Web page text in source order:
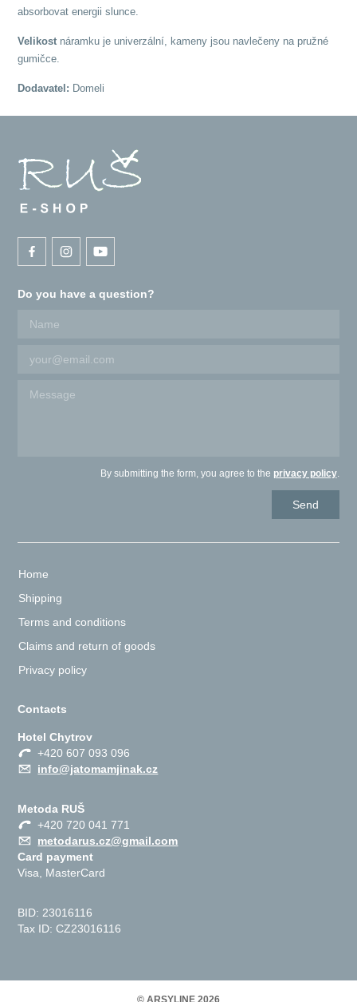
absorbovat energii slunce.
Velikost náramku je univerzální, kameny jsou navlečeny na pružné
gumičce.
Dodavatel: Domeli
Do you have a question?
By submitting the form, you agree to the privacy policy.
Home
Shipping
Terms and conditions
Claims and return of goods
Privacy policy
Contacts
Hotel Chytrov
+420 607 093 096
info@jatomamjinak.cz
Metoda RUŠ
+420 720 041 771
metodarus.cz@gmail.com
Card payment
Visa, MasterCard
BID: 23016116
Tax ID: CZ23016116
© ARSYLINE 2026